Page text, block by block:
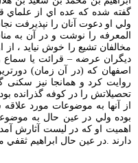
گفته شده كه عده اي از علماي
ولي او دعوت آنان را نپذيرفت
المعرفه را نوشت و در آن به
مخالفان تشيع را خوش نيايد ،
ديگران عرضه – قرائت يا سماع
اصفهان كه (در آن زمان)
روايت كرد و همانجا نيز سكنی
تحصيلاتش را در كوفه گذرانده
از آنها به موضوعات مورد
بوده ولي در عين حال به
اهميت او كه در ليست آثارش
دارند .در عين حال ابراهيم ثقفي